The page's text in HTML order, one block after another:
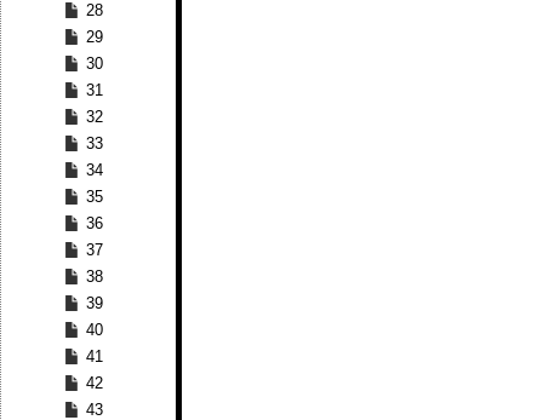
28
29
30
31
32
33
34
35
36
37
38
39
40
41
42
43